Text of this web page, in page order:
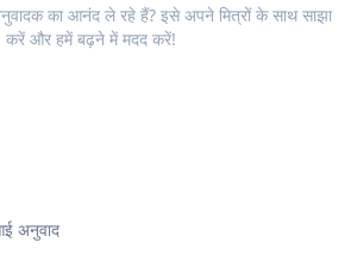
का आनंद ले रहे हैं? इसे अपने मित्रों के साथ साझा
करें और हमें बढ़ने में मदद करें!
अनुवाद